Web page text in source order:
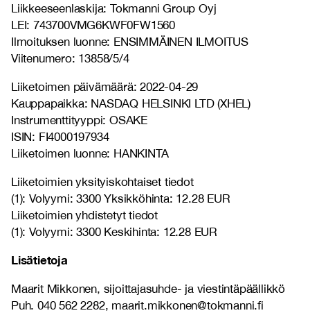
Liikkeeseenlaskija: Tokmanni Group Oyj
LEI: 743700VMG6KWF0FW1560
Ilmoituksen luonne: ENSIMMÄINEN ILMOITUS
Viitenumero: 13858/5/4
Liiketoimen päivämäärä: 2022-04-29
Kauppapaikka: NASDAQ HELSINKI LTD (XHEL)
Instrumenttityyppi: OSAKE
ISIN: FI4000197934
Liiketoimen luonne: HANKINTA
Liiketoimien yksityiskohtaiset tiedot
(1): Volyymi: 3300 Yksikköhinta: 12.28 EUR
Liiketoimien yhdistetyt tiedot
(1): Volyymi: 3300 Keskihinta: 12.28 EUR
Lisätietoja
Maarit Mikkonen, sijoittajasuhde- ja viestintäpäällikkö
Puh. 040 562 2282, maarit.mikkonen@tokmanni.fi